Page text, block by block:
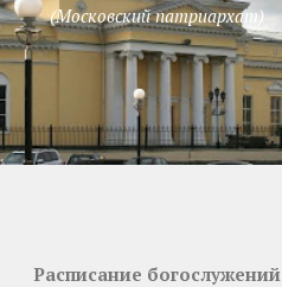
(Московский патриархат)
Расписание богослужений